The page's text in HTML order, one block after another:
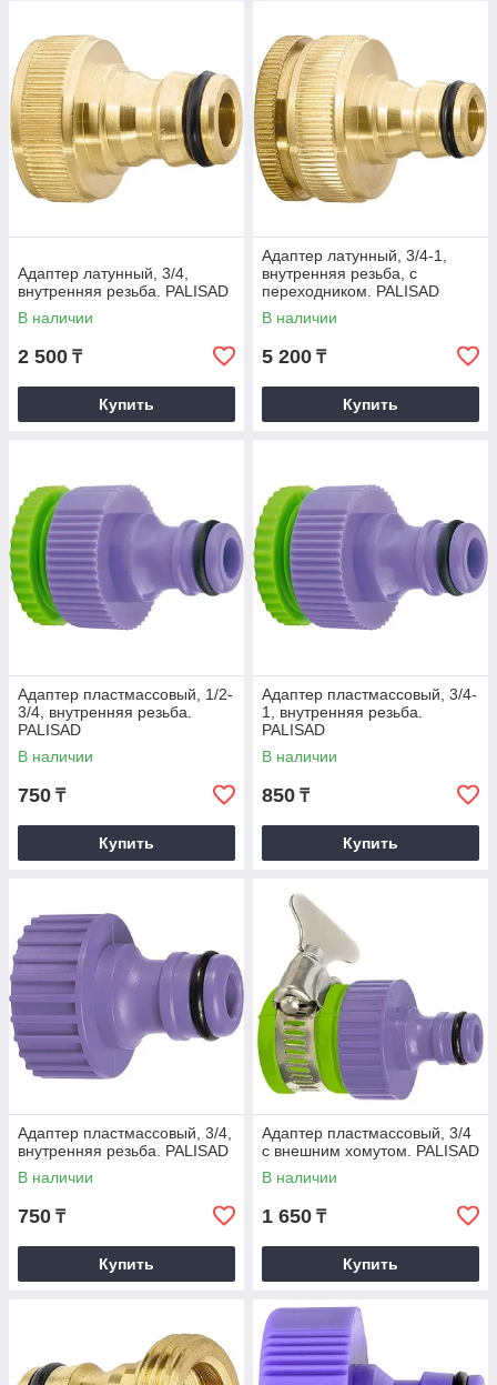
Адаптер латунный, 3/4,
внутренняя резьба. PALISAD
В наличии
2 500 ₸
Купить
Адаптер латунный, 3/4-1,
внутренняя резьба, с
переходником. PALISAD
В наличии
5 200 ₸
Купить
Адаптер пластмассовый, 1/2-
3/4, внутренняя резьба.
PALISAD
В наличии
750 ₸
Купить
Адаптер пластмассовый, 3/4-
1, внутренняя резьба.
PALISAD
В наличии
850 ₸
Купить
Адаптер пластмассовый, 3/4,
внутренняя резьба. PALISAD
В наличии
750 ₸
Купить
Адаптер пластмассовый, 3/4
с внешним хомутом. PALISAD
В наличии
1 650 ₸
Купить